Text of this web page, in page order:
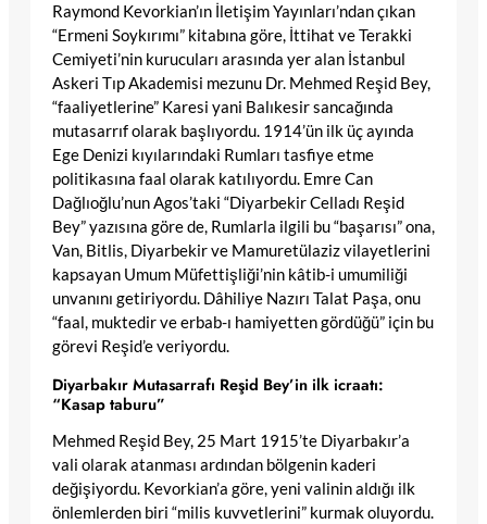
Raymond Kevorkian’ın İletişim Yayınları’ndan çıkan
“Ermeni Soykırımı” kitabına göre, İttihat ve Terakki
Cemiyeti’nin kurucuları arasında yer alan İstanbul
Askeri Tıp Akademisi mezunu Dr. Mehmed Reşid Bey,
“faaliyetlerine” Karesi yani Balıkesir sancağında
mutasarrıf olarak başlıyordu. 1914’ün ilk üç ayında
Ege Denizi kıyılarındaki Rumları tasfiye etme
politikasına faal olarak katılıyordu. Emre Can
Dağlıoğlu’nun Agos’taki “Diyarbekir Celladı Reşid
Bey” yazısına göre de, Rumlarla ilgili bu “başarısı” ona,
Van, Bitlis, Diyarbekir ve Mamuretülaziz vilayetlerini
kapsayan Umum Müfettişliği’nin kâtib-i umumiliği
unvanını getiriyordu. Dâhiliye Nazırı Talat Paşa, onu
“faal, muktedir ve erbab-ı hamiyetten gördüğü” için bu
görevi Reşid’e veriyordu.
Diyarbakır Mutasarrafı Reşid Bey’in ilk icraatı:
“Kasap taburu”
Mehmed Reşid Bey, 25 Mart 1915’te Diyarbakır’a
vali olarak atanması ardından bölgenin kaderi
değişiyordu. Kevorkian’a göre, yeni valinin aldığı ilk
önlemlerden biri “milis kuvvetlerini” kurmak oluyordu.